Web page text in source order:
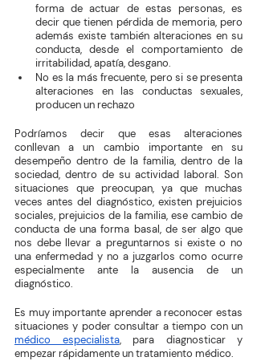
forma de actuar de estas personas, es
decir que tienen pérdida de memoria, pero
además existe también alteraciones en su
conducta, desde el comportamiento de
irritabilidad, apatía, desgano.
No es la más frecuente, pero si se presenta
alteraciones en las conductas sexuales,
producen un rechazo
Podríamos decir que esas alteraciones
conllevan a un cambio importante en su
desempeño dentro de la familia, dentro de la
sociedad, dentro de su actividad laboral. Son
situaciones que preocupan, ya que muchas
veces antes del diagnóstico, existen prejuicios
sociales, prejuicios de la familia, ese cambio de
conducta de una forma basal, de ser algo que
nos debe llevar a preguntarnos si existe o no
una enfermedad y no a juzgarlos como ocurre
especialmente ante la ausencia de un
diagnóstico.
Es muy importante aprender a reconocer estas
médico especialista, para diagnosticar y
empezar rápidamente un tratamiento médico.